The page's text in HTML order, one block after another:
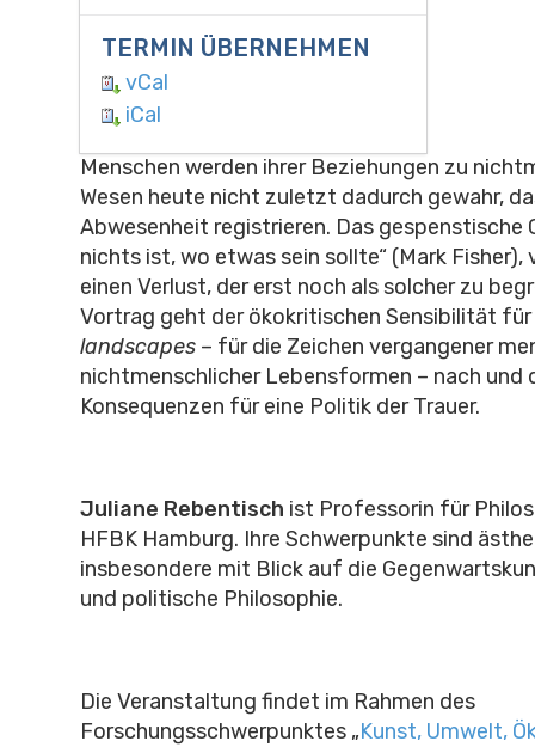
TERMIN ÜBERNEHMEN
vCal
iCal
Menschen werden ihrer Beziehungen zu
Wesen heute nicht zuletzt dadurch gewahr,
Abwesenheit registrieren. Das gespenstische
nichts ist, wo etwas sein sollte“ (Mark
einen Verlust, der erst noch als solcher zu
Vortrag geht der ökokritischen Sensibilität
landscapes– für die Zeichen vergangener
nichtmenschlicher Lebensformen – nach und
Konsequenzen für eine Politik der Trauer.
Juliane Rebentisch ist Professorin für
HFBK Hamburg. Ihre Schwerpunkte sind
insbesondere mit Blick auf die
und politische Philosophie.
Die Veranstaltung findet im Rahmen des
Forschungsschwerpunktes „Kunst, Umwelt,